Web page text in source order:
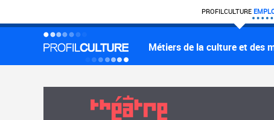
PROFILCULTURE
Métiers de la culture et des